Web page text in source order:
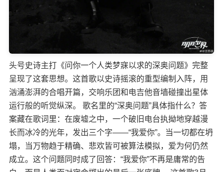
头号史诗主打《问你一个人类梦寐以求的深奥问题》完整
呈现了这套思想。这首歌以史诗摇滚的重型编制入阵，用
汹涌澎湃的合唱开篇，交响乐团和电吉他音墙碰撞出星体
运行般的听觉纵深。 歌名里的“深奥问题”具体指什么？答
案藏在歌词里：在废墟之中，一个破旧电台执拗地穿越漫
长而冰冷的光年，发出三个字——“我爱你”。当一切都在坍
塌，当万物趋于精确、悲欢皆可被算法模拟，爱为何仍然
成立。这个问题同时成了回答：“我爱你”不再是庸常的告